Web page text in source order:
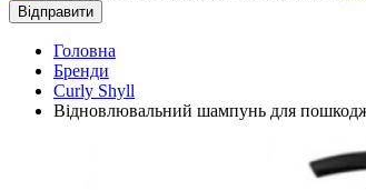
Відправити
Головна
Бренди
Curly Shyll
Відновлювальний шампунь для